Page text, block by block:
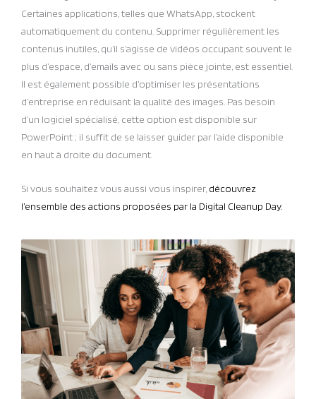
Certaines applications, telles que WhatsApp, stockent
automatiquement du contenu. Supprimer régulièrement les
contenus inutiles, qu’il s’agisse de vidéos occupant souvent le
plus d’espace, d’emails avec ou sans pièce jointe, est essentiel.
Il est également possible d’optimiser les présentations
d’entreprise en réduisant la qualité des images. Pas besoin
d’un logiciel spécialisé, cette option est disponible sur
PowerPoint ; il suffit de se laisser guider par l’aide disponible
en haut à droite du document.
Si vous souhaitez vous aussi vous inspirer, découvrez
l’ensemble des actions proposées par la Digital Cleanup Day.